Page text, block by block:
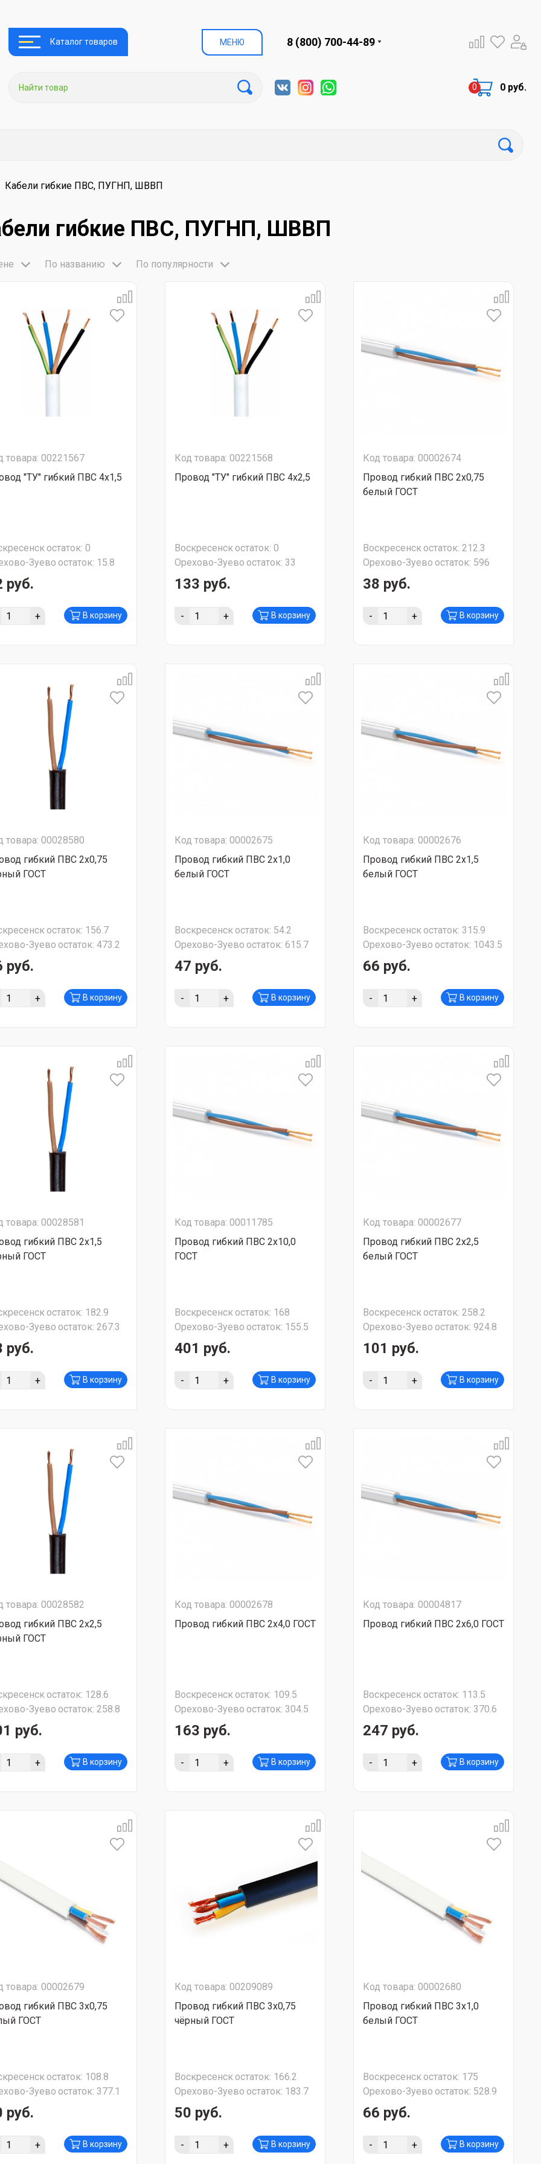
Каталог товаров МЕНЮ 8 (800) 700-44-89
0 руб.
Кабели гибкие ПВС, ПУГНП, ШВВП
гибкие ПВС, ПУГНП, ШВВП
По названию По популярности
товара: 00221567
"ТУ" гибкий ПВС 4х1,5
остаток: 0
Зуево остаток: 15.8
руб.
+ В корзину
Код товара: 00221568
Провод "ТУ" гибкий ПВС 4х2,5
Воскресенскостаток: 0
Орехово-Зуево остаток: 33
133 руб.
- + В корзину
Код товара: 00002674
Провод гибкий ПВС 2х0,75
белый ГОСТ
Воскресенскостаток: 212.3
Орехово-Зуево остаток: 596
38 руб.
- + В корзину
товара: 00028580
гибкий ПВС 2х0,75
ГОСТ
остаток: 156.7
Зуево остаток: 473.2
руб.
+ В корзину
Код товара: 00002675
Провод гибкий ПВС 2х1,0
белый ГОСТ
Воскресенскостаток: 54.2
Орехово-Зуево остаток: 615.7
47 руб.
- + В корзину
Код товара: 00002676
Провод гибкий ПВС 2х1,5
белый ГОСТ
Воскресенскостаток: 315.9
Орехово-Зуево остаток: 1043.5
66 руб.
- + В корзину
товара: 00028581
гибкий ПВС 2х1,5
ГОСТ
остаток: 182.9
Зуево остаток: 267.3
руб.
+ В корзину
Код товара: 00011785
Провод гибкий ПВС 2х10,0
ГОСТ
Воскресенскостаток: 168
Орехово-Зуево остаток: 155.5
401 руб.
- + В корзину
Код товара: 00002677
Провод гибкий ПВС 2х2,5
белый ГОСТ
Воскресенскостаток: 258.2
Орехово-Зуево остаток: 924.8
101 руб.
- + В корзину
товара: 00028582
гибкий ПВС 2х2,5
ГОСТ
остаток: 128.6
Зуево остаток: 258.8
руб.
+ В корзину
Код товара: 00002678
Провод гибкий ПВС 2х4,0 ГОСТ
Воскресенскостаток: 109.5
Орехово-Зуево остаток: 304.5
163 руб.
- + В корзину
Код товара: 00004817
Провод гибкий ПВС 2х6,0 ГОСТ
Воскресенскостаток: 113.5
Орехово-Зуево остаток: 370.6
247 руб.
- + В корзину
товара: 00002679
гибкий ПВС 3х0,75
ГОСТ
остаток: 108.8
Зуево остаток: 377.1
руб.
+ В корзину
Код товара: 00209089
Провод гибкий ПВС 3х0,75
чёрный ГОСТ
Воскресенскостаток: 166.2
Орехово-Зуево остаток: 183.7
50 руб.
- + В корзину
Код товара: 00002680
Провод гибкий ПВС 3х1,0
белый ГОСТ
Воскресенскостаток: 175
Орехово-Зуево остаток: 528.9
66 руб.
- + В корзину